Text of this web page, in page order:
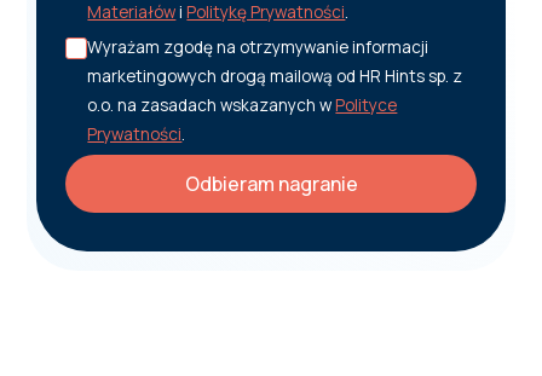
MateriałówiPolitykę Prywatności.
Wyrażam zgodę na otrzymywanie informacji
marketingowych drogą mailową od HR Hints sp. z
o.o. na zasadach wskazanych wPolityce
Prywatności.